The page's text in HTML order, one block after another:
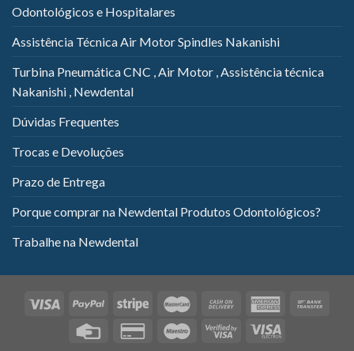
Odontológicos e Hospitalares
Assistência Técnica Air Motor Spindles Nakanishi
Turbina Pneumática CNC , Air Motor , Assistência técnica
Nakanishi , Newdental
Dúvidas Frequentes
Trocas e Devoluções
Prazo de Entrega
Porque comprar na Newdental Produtos Odontológicos?
Trabalhe na Newdental